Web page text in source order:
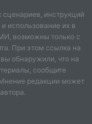
игру в
соревнуются
инструкций
использование их в
возможны только с
При этом ссылка на
обнаружили, что на
сообщите
редакции может